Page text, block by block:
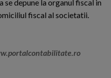
depune la organul fiscal in
fiscal al societatii.